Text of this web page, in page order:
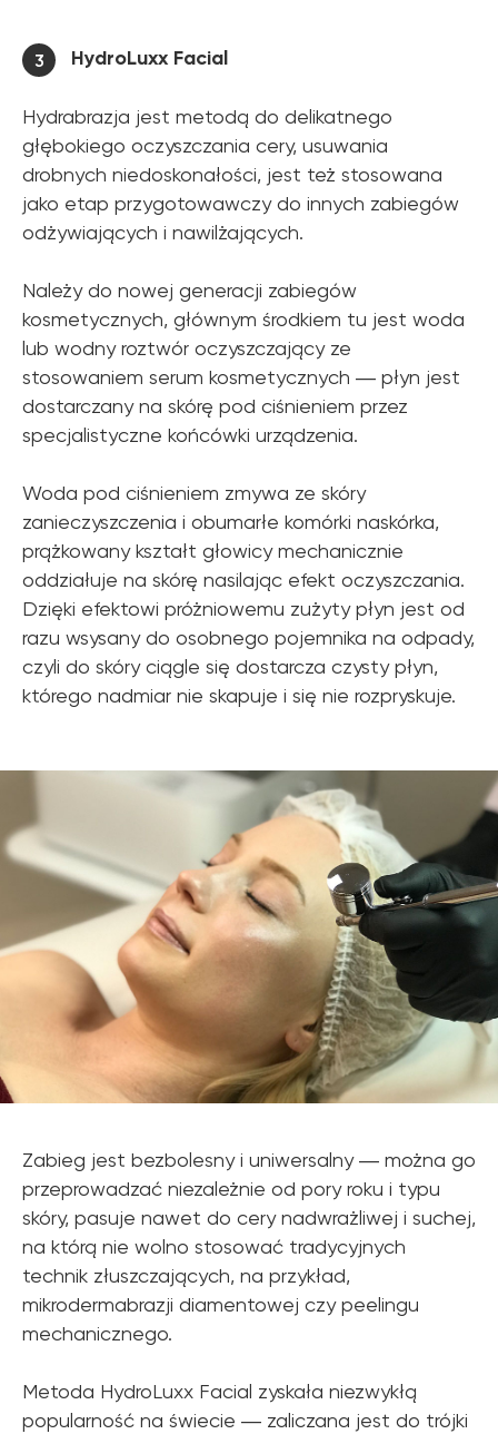
3 HydroLuxx Facial
Hydrabrazja jest metodą do delikatnego
głębokiego oczyszczania cery, usuwania
drobnych niedoskonałości, jest też stosowana
jako etap przygotowawczy do innych zabiegów
odżywiających i nawilżających.
Należy do nowej generacji zabiegów
kosmetycznych, głównym środkiem tu jest woda
lub wodny roztwór oczyszczający ze
stosowaniem serum kosmetycznych ― płyn jest
dostarczany na skórę pod ciśnieniem przez
specjalistyczne końcówki urządzenia.
Woda pod ciśnieniem zmywa ze skóry
zanieczyszczenia i obumarłe komórki naskórka,
prążkowany kształt głowicy mechanicznie
oddziałuje na skórę nasilając efekt oczyszczania.
Dzięki efektowi próżniowemu zużyty płyn jest od
razu wsysany do osobnego pojemnika na odpady,
czyli do skóry ciągle się dostarcza czysty płyn,
którego nadmiar nie skapuje i się nie rozpryskuje.
Zabieg jest bezbolesny i uniwersalny ― można go
przeprowadzać niezależnie od pory roku i typu
skóry, pasuje nawet do cery nadwrażliwej i suchej,
na którą nie wolno stosować tradycyjnych
technik złuszczających, na przykład,
mikrodermabrazji diamentowej czy peelingu
mechanicznego.
Metoda HydroLuxx Facial zyskała niezwykłą
popularność na świecie ― zaliczana jest do trójki